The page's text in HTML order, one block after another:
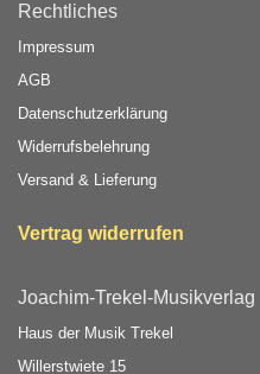
Rechtliches
Impressum
AGB
Datenschutzerklärung
Widerrufsbelehrung
Versand & Lieferung
Vertrag widerrufen
Joachim-Trekel-Musikverlag
Haus der Musik Trekel
Willerstwiete 15